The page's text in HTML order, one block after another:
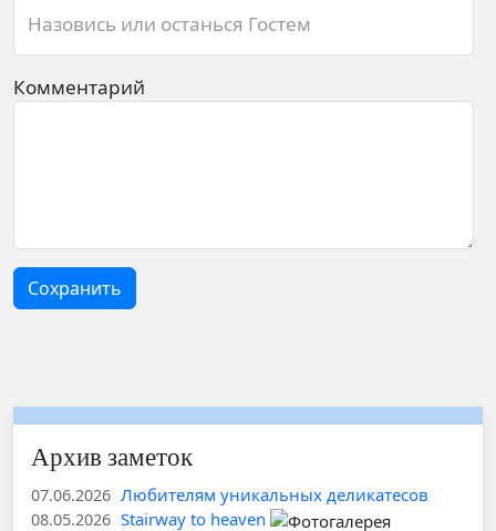
Назовись или останься Гостем
Комментарий
Сохранить
Архив заметок
07.06.2026 Любителям уникальных деликатесов
08.05.2026 Stairway to heaven